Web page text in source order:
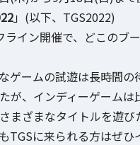
」(以下、TGS2022)
ライン開催で、どこのブ
ゲームの試遊は長時間の
が、インディーゲームは
まざまなタイトルを遊
TGSに来られる方はぜひ